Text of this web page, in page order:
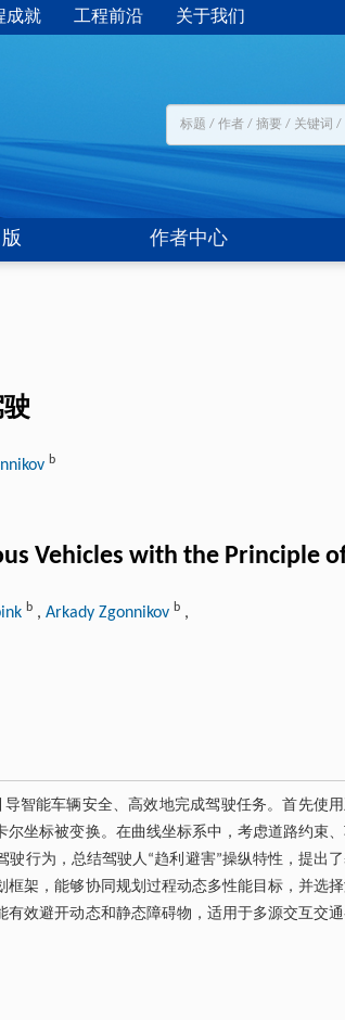
成就 工程前沿 关于我们
作者中心
b
Vehicles with the Principle
b , Arkady Zgonnikov b ,
智能车辆安全、高效地完成驾驶任务。首先使
坐标被变换。在曲线坐标系中，考虑道路约束
行为，总结驾驶人“趋利避害”操纵特性，提出
架，能够协同规划过程动态多性能目标，并选
效避开动态和静态障碍物，适用于多源交互交